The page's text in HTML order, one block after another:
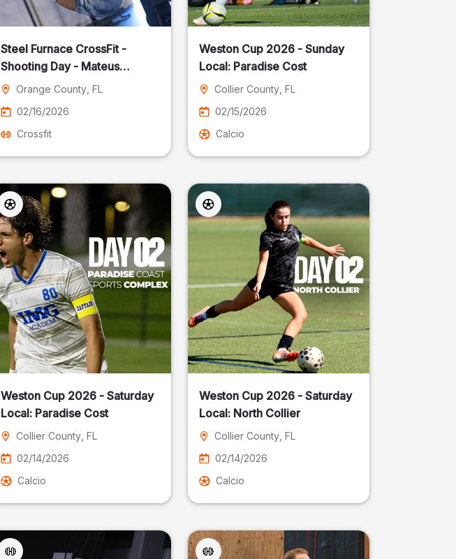
Steel Furnace CrossFit -
Shooting Day - Mateus
Pereira Fotografia
Orange County , FL
02/16/2026
Crossfit
Weston Cup 2026 - Sunday
Local: Paradise Cost
Collier County, FL
02/15/2026
Calcio
Weston Cup 2026 - Saturday
Local: Paradise Cost
Collier County , FL
02/14/2026
Calcio
Weston Cup 2026 - Saturday
Local: North Collier
Collier County, FL
02/14/2026
Calcio